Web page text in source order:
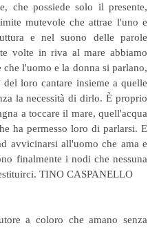
che possiede solo il presente,
mutevole che attrae l'uno e
e nel suono delle parole
volte in riva al mare abbiamo
l'uomo e la donna si parlano,
loro cantare insieme a quelle
la necessità di dirlo. È proprio
a toccare il mare, quell'acqua
ha permesso loro di parlarsi. E
avvicinarsi all'uomo che ama e
finalmente i nodi che nessuna
TINO CASPANELLO
a coloro che amano senza